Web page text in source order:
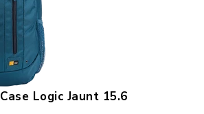
Case Logic Jaunt 15.6